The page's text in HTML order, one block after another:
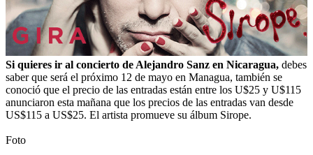
Si quieres ir al concierto de Alejandro Sanz en Nicaragua, debes
saber que será el próximo 12 de mayo en Managua, también se
conoció que el precio de las entradas están entre los U$25 y U$115
anunciaron esta mañana que los precios de las entradas van desde
US$115 a US$25. El artista promueve su álbum Sirope.
Foto